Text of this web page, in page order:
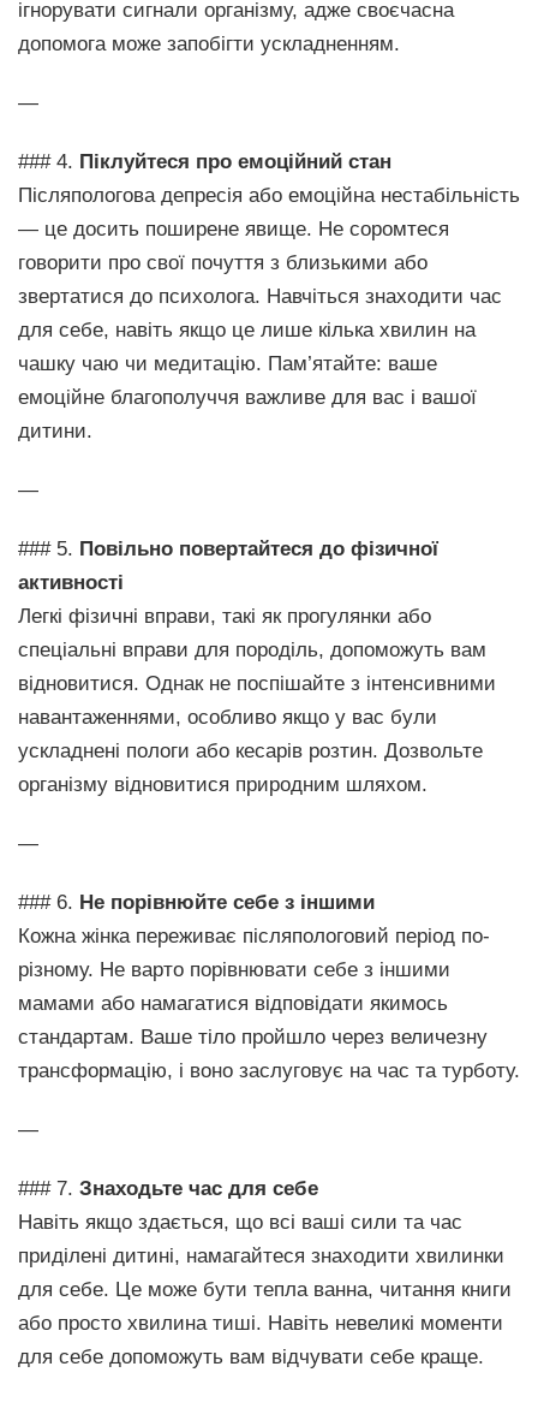
ігнорувати сигнали організму, адже своєчасна
допомога може запобігти ускладненням.
—
### 4. Піклуйтеся про емоційний стан
Післяпологова депресія або емоційна нестабільність
— це досить поширене явище. Не соромтеся
говорити про свої почуття з близькими або
звертатися до психолога. Навчіться знаходити час
для себе, навіть якщо це лише кілька хвилин на
чашку чаю чи медитацію. Пам’ятайте: ваше
емоційне благополуччя важливе для вас і вашої
дитини.
—
### 5. Повільно повертайтеся до фізичної
активності
Легкі фізичні вправи, такі як прогулянки або
спеціальні вправи для породіль, допоможуть вам
відновитися. Однак не поспішайте з інтенсивними
навантаженнями, особливо якщо у вас були
ускладнені пологи або кесарів розтин. Дозвольте
організму відновитися природним шляхом.
—
### 6. Не порівнюйте себе з іншими
Кожна жінка переживає післяпологовий період по-
різному. Не варто порівнювати себе з іншими
мамами або намагатися відповідати якимось
стандартам. Ваше тіло пройшло через величезну
трансформацію, і воно заслуговує на час та турботу.
—
### 7. Знаходьте час для себе
Навіть якщо здається, що всі ваші сили та час
приділені дитині, намагайтеся знаходити хвилинки
для себе. Це може бути тепла ванна, читання книги
або просто хвилина тиші. Навіть невеликі моменти
для себе допоможуть вам відчувати себе краще.